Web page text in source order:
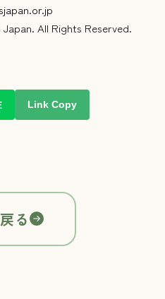
All Rights Reserved.
Link Copy
る